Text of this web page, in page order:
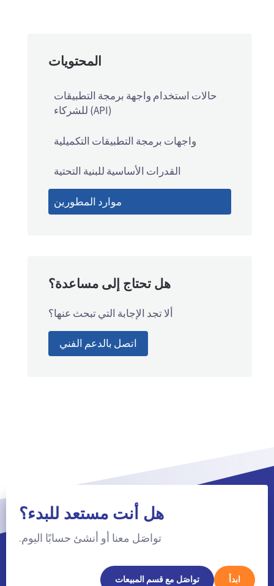
المحتويات
حالات استخدام واجهة برمجة التطبيقات
(API) للشركاء
واجهات برمجة التطبيقات التكميلية
القدرات الأساسية للبنية التحتية
موارد المطورين
هل تحتاج إلى مساعدة؟
ألا تجد الإجابة التي تبحث عنها؟
اتصل بالدعم الفني
هل أنت مستعد للبدء؟
تواصَل معنا أو أنشئ حسابًا اليوم.
ابدأ تواصَل مع قسم المبيعات